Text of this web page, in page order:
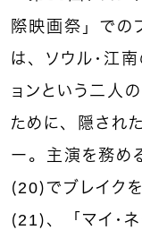
際映画祭」での
は、ソウル・江
ョンという二人
ために、隠され
ー。主演を務め
（20）でブレイ
（21）、「マイ・